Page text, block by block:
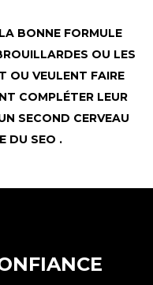
BONNE FORMULE
OU LES
OU VEULENT FAIRE
COMPLÉTER LEUR
SECOND CERVEAU
DU SEO .